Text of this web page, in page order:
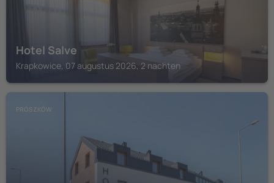
Hotel Salve
Krapkowice, 07 augustus 2026, 2 nachten
PRÓSZKÓW